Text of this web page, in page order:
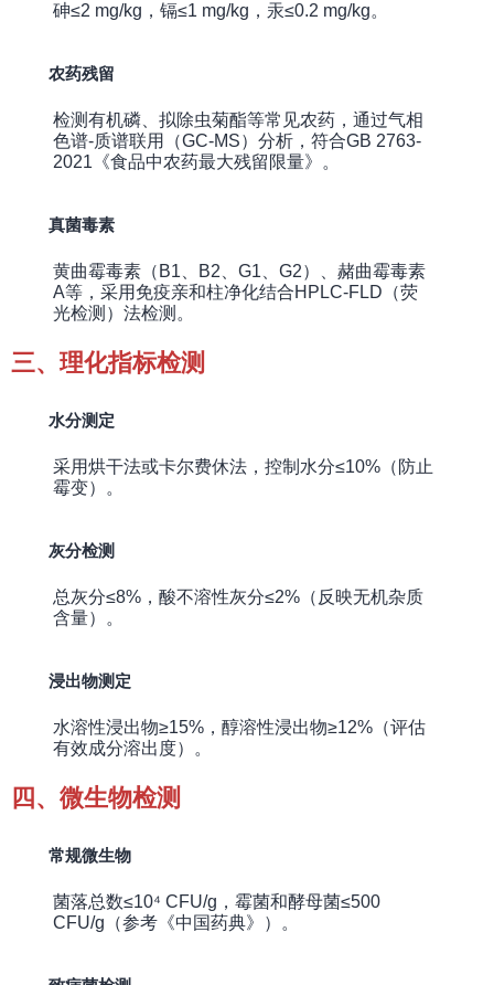
砷≤2 mg/kg，镉≤1 mg/kg，汞≤0.2 mg/kg。
农药残留
检测有机磷、拟除虫菊酯等常见农药，通过气相
色谱-质谱联用（GC-MS）分析，符合GB 2763-
2021《食品中农药最大残留限量》。
真菌毒素
黄曲霉毒素（B1、B2、G1、G2）、赭曲霉毒素
A等，采用免疫亲和柱净化结合HPLC-FLD（荧
光检测）法检测。
三、理化指标检测
水分测定
采用烘干法或卡尔费休法，控制水分≤10%（防止
霉变）。
灰分检测
总灰分≤8%，酸不溶性灰分≤2%（反映无机杂质
含量）。
浸出物测定
水溶性浸出物≥15%，醇溶性浸出物≥12%（评估
有效成分溶出度）。
四、微生物检测
常规微生物
菌落总数≤10⁴ CFU/g，霉菌和酵母菌≤500
CFU/g（参考《中国药典》）。